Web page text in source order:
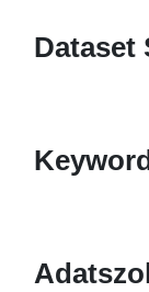
Dataset